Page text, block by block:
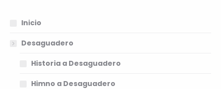
Inicio
Desaguadero
Historia a Desaguadero
Himno a Desaguadero